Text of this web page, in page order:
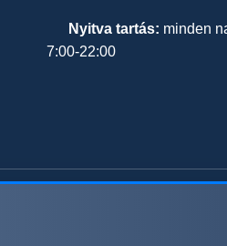
Nyitva tartás: minden
7:00-22:00